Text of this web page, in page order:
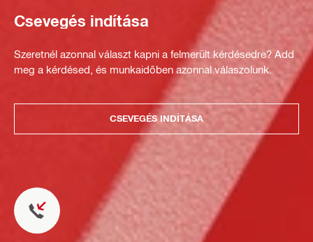
Csevegés indítása
Szeretnél azonnal választ kapni a felmerült kérdésedre? Add
meg a kérdésed, és munkaidőben azonnal válaszolunk.
CSEVEGÉS INDÍTÁSA